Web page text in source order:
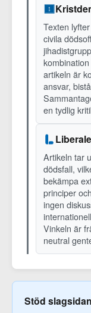
Texten
civila
artikeln är
ansvar,
en tydlig
Artikeln tar
dödsfall,
bekämpa
principer
ingen
Vinkeln är
neutral
Stöd